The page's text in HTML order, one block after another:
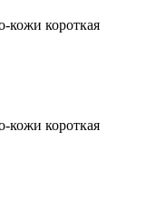
кожи короткая
кожи короткая